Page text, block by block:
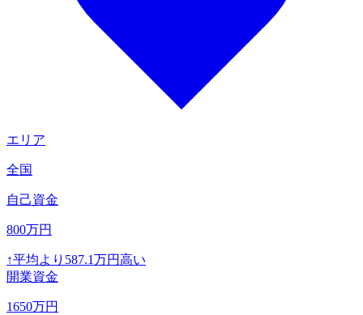
エリア
全国
自己資金
800万円
↑平均より 587.1万円高い
開業資金
1650万円